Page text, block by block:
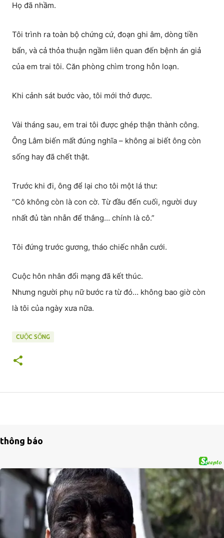
Họ đã nhầm.
Tôi trình ra toàn bộ chứng cứ, đoạn ghi âm, dòng tiền
bẩn, và cả thỏa thuận ngầm liên quan đến bệnh án giả
của em trai tôi. Căn phòng chìm trong hỗn loạn.
Khi cảnh sát bước vào, tôi mới thở được.
Vài tháng sau, em trai tôi được ghép thận thành công.
Ông Lâm biến mất đúng nghĩa – không ai biết ông còn
sống hay đã chết thật.
Trước khi đi, ông để lại cho tôi một lá thư:
“Cô không còn là con cờ. Từ đầu đến cuối, người duy
nhất đủ tàn nhẫn để thắng… chính là cô.”
Tôi đứng trước gương, tháo chiếc nhẫn cưới.
Cuộc hôn nhân đổi mạng đã kết thúc.
Nhưng người phụ nữ bước ra từ đó… không bao giờ còn
là tôi của ngày xưa nữa.
CUỘC SỐNG
thông báo